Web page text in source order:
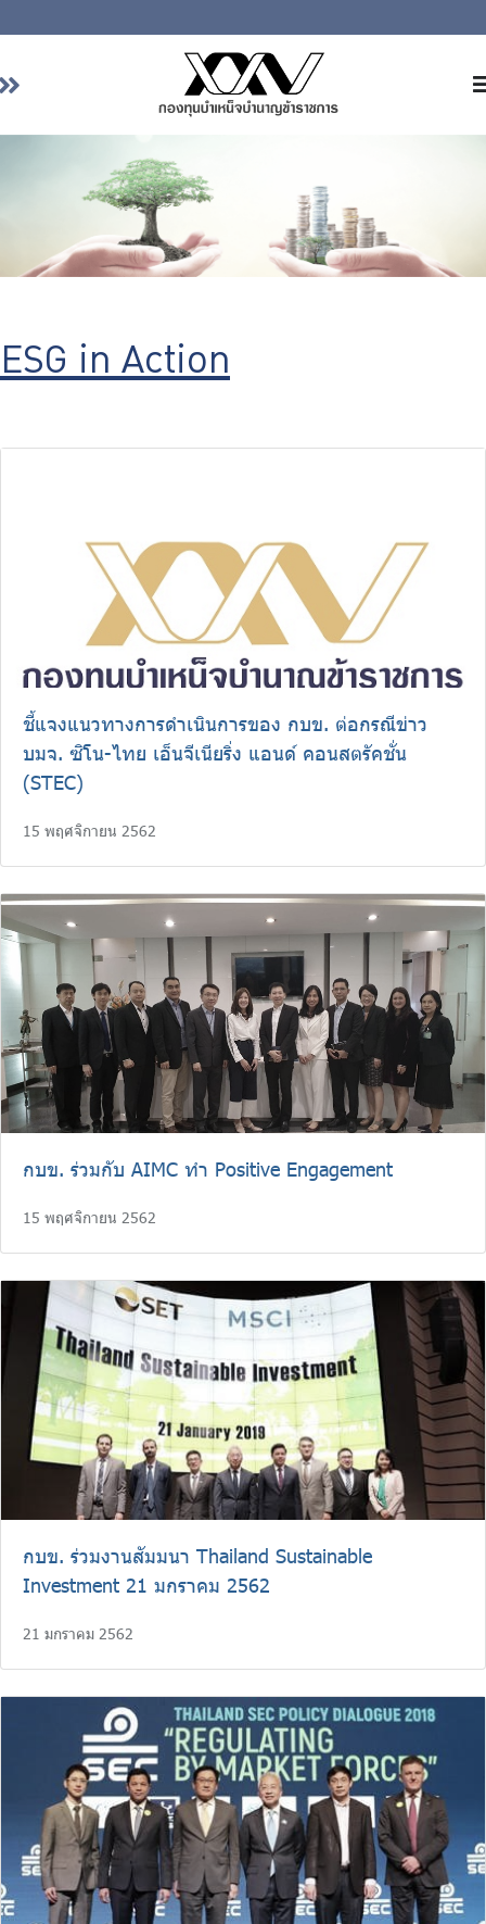
เกี่ยวกับ กบข.
รายงานผลการดำเนินงาน
ไทย | Eng
ESG in Action
ชี้แจงแนวทางการดำเนินการของ กบข. ต่อกรณีข่าว
บมจ. ซิโน-ไทย เอ็นจีเนียริ่ง แอนด์ คอนสตรัคชั่น
(STEC)
15 พฤศจิกายน 2562
กบข. ร่วมกับ AIMC ทำ Positive Engagement
15 พฤศจิกายน 2562
กบข. ร่วมงานสัมมนา Thailand Sustainable
Investment 21 มกราคม 2562
21 มกราคม 2562